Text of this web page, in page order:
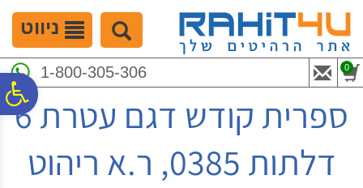
נגישות
המרכזי
ניווט
1-800-305-306 0
ספרית קודש דגם עטרת 6
דלתות 0385, ר.א ריהוט